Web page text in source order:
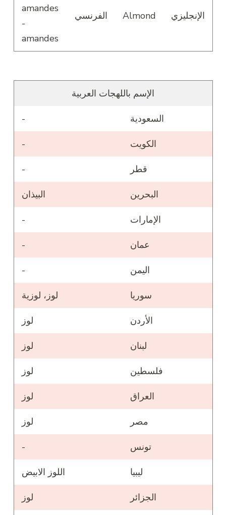
الإنجليزي Almond الفرنسي
amandes
-
amandes
الإسم باللهجات العربية
السعودية -
الكويت -
قطر -
البحرين البيذان
الإمارات -
عمان -
اليمن -
سوريا لوز، لوزية
الأردن لوز
لبنان لوز
فلسطين لوز
العراق لوز
مصر لوز
تونس -
ليبيا اللوز الابيض
الجزائر لوز